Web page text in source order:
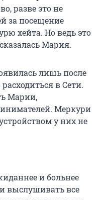
разве это не
за посещение
хейта. Но ведь это
Мария.
лишь после
в Сети.
Марии,
Меркури
у них не
и больнее
выслушивать все